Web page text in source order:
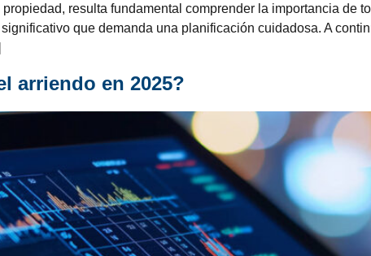
resulta fundamental comprender la importancia de
que demanda una planificación cuidadosa. A
arriendo en 2025?